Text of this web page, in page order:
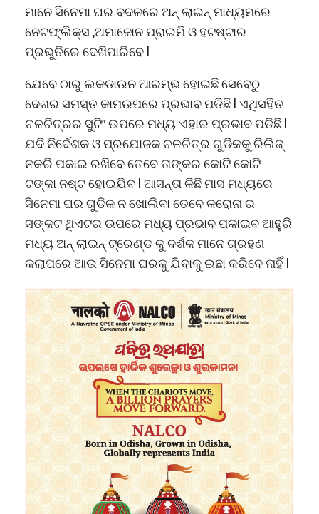
ମାନେ ସିନେମା ଘର ବଦଳରେ ଅନ୍ ଲାଇନ୍ ମାଧ୍ୟମରେ
ନେଟଫ୍ଲିକ୍ସ ,ଅମାଜୋନ ପ୍ରାଇମି ଓ ହଟଷ୍ଟାର
ପ୍ରଭୁତିରେ ଦେଖିପାରିବେ l
ଯେବେ ଠାରୁ ଲକଡାଉନ ଆରମ୍ଭ ହୋଇଛି ସେବେଠୁ
ଦେଶର ସମସ୍ତ କାମଉପରେ ପ୍ରଭାବ ପଡିଛି l ଏଥିସହିତ
ଚଳଚିତ୍ରର ସୁଟିଂ ଉପରେ ମଧ୍ୟ ଏହାର ପ୍ରଭାବ ପଡିଛି l
ଯଦି ନିର୍ଦେଶକ ଓ ପ୍ରଯୋଜକ ଚଳଚିତ୍ର ଗୁଡିକକୁ ରିଲିଜ୍
ନକରି ପକାଇ ରଖିବେ ତେବେ ତାଙ୍କର କୋଟି କୋଟି
ଟଙ୍କା ନଷ୍ଟ ହୋଇଯିବ l ଆସନ୍ତା କିଛି ମାସ ମଧ୍ୟରେ
ସିନେମା ଘର ଗୁଡିକ ନ ଖୋଲିବା ତେବେ କରୋନା ର
ସଙ୍କଟ ଥିଏଟର ଉପରେ ମଧ୍ୟ ପ୍ରଭାବ ପକାଇବ ଆହୁରି
ମଧ୍ୟ ଅନ୍ ଲାଇନ୍ ଟ୍ରେଣ୍ଡ କୁ ଦର୍ଶକ ମାନେ ଗ୍ରହଣ
କଲାପରେ ଆଉ ସିନେମା ଘରକୁ ଯିବାକୁ ଇଛା କରିବେ ନାହିଁ l